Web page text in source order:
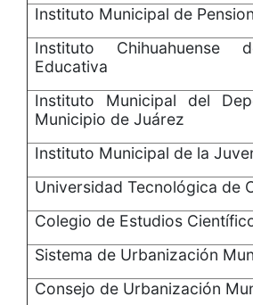
Instituto Municipal de
Instituto Chihuahuense
Educativa
Instituto Municipal del
Municipio de Juárez
Instituto Municipal de la
Universidad Tecnológica de
Colegio de Estudios
Sistema de Urbanización
Consejo de Urbanización